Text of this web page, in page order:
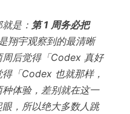
是： 第 1 周务必把
翔宇观察到的最清晰
后觉得「Codex 真好
「Codex 也就那样，
体验，差别就在这一
，所以绝大多数人跳